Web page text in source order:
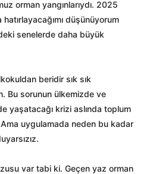
orman yangınlarıydı. 2025
hatırlayacağımı düşünüyorum
senelerde daha büyük
beridir sık sık
Bu sorunun ülkemizde ve
yaşatacağı krizi aslında toplum
uygulamada neden bu kadar
var tabi ki. Geçen yaz orman